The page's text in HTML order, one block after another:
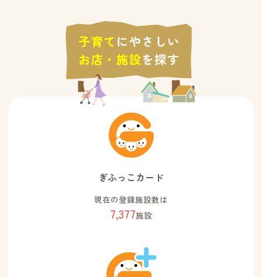
ぎふっこカード
現在の登録施設数は
7,377施設